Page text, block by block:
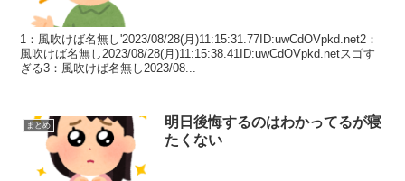
1：風吹けば名無し'2023/08/28(月)11:15:31.77ID:uwCdOVpkd.net2：
風吹けば名無し2023/08/28(月)11:15:38.41ID:uwCdOVpkd.netスゴす
ぎる3：風吹けば名無し2023/08...
まとめ
明日後悔するのはわかってるが寝
たくない